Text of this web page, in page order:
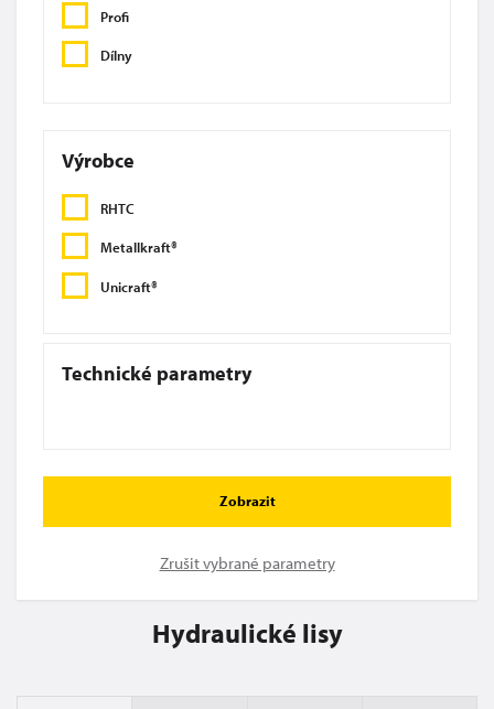
Profi
Dílny
Výrobce
RHTC
Metallkraft®
Unicraft®
Technické parametry
Zobrazit
Zrušit vybrané parametry
Hydraulické lisy